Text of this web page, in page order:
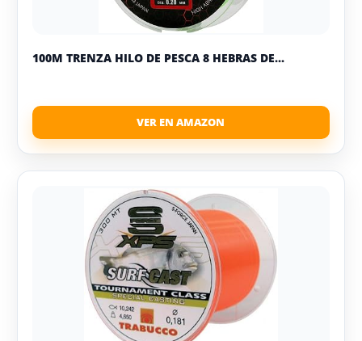
100M TRENZA HILO DE PESCA 8 HEBRAS DE...